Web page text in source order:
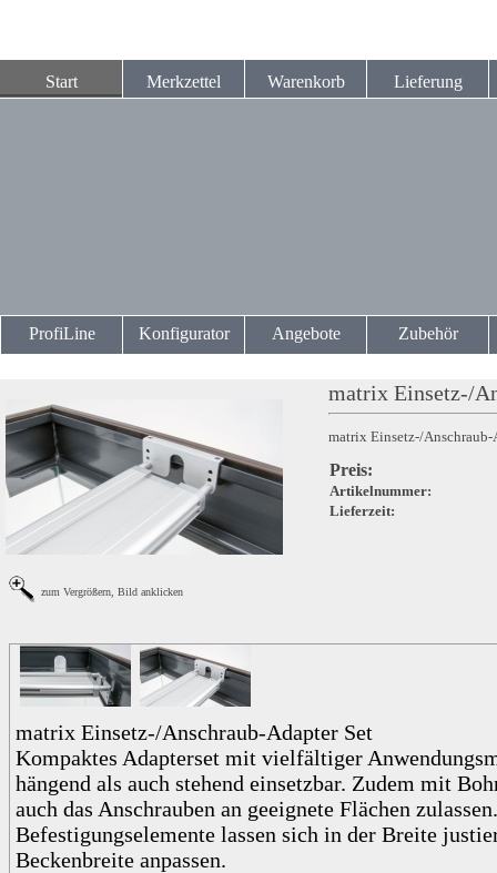
Start Merkzettel Warenkorb Lieferung
ProfiLine Konfigurator Angebote Zubehör
zum Vergrößern, Bild anklicken
matrix Einsetz-/
matrix Einsetz-/Anschraub-
Preis:
Artikelnummer:
Lieferzeit:
matrix Einsetz-/Anschraub-Adapter Set
Kompaktes Adapterset mit vielfältiger
hängend als auch stehend einsetzbar. Zudem mit
auch das Anschrauben an geeignete Flächen
Befestigungselemente lassen sich in der Breite
Beckenbreite anpassen.